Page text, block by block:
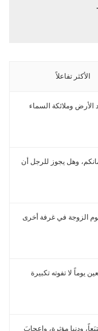
الأكثر تفاعلاً
وملائكة السماء
وهل يجوز للرجل أن
الزوجة في غرفة أخرى
لا تفوته تكبيرة
ودنيا مؤثرة، وإعجابَ